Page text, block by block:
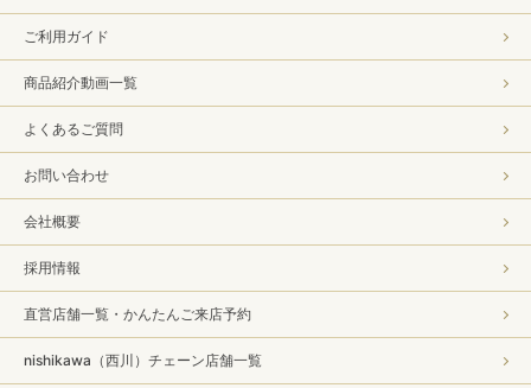
ご利用ガイド
商品紹介動画一覧
よくあるご質問
お問い合わせ
会社概要
採用情報
直営店舗一覧・かんたんご来店予約
nishikawa（西川）チェーン店舗一覧